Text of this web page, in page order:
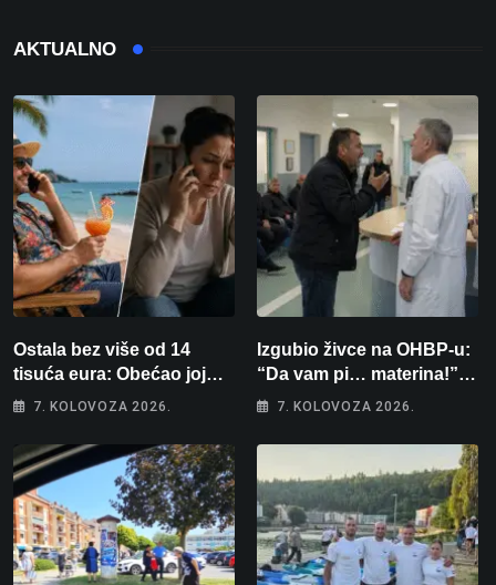
AKTUALNO
Ostala bez više od 14
tisuća eura: Obećao joj
auto za tjedan dana, a
7. KOLOVOZA 2026.
Izgubio živce na OHBP-u:
“Da vam pi… materina!”
Zbog člana obitelji vrijeđao
7. KOLOVOZA 2026.